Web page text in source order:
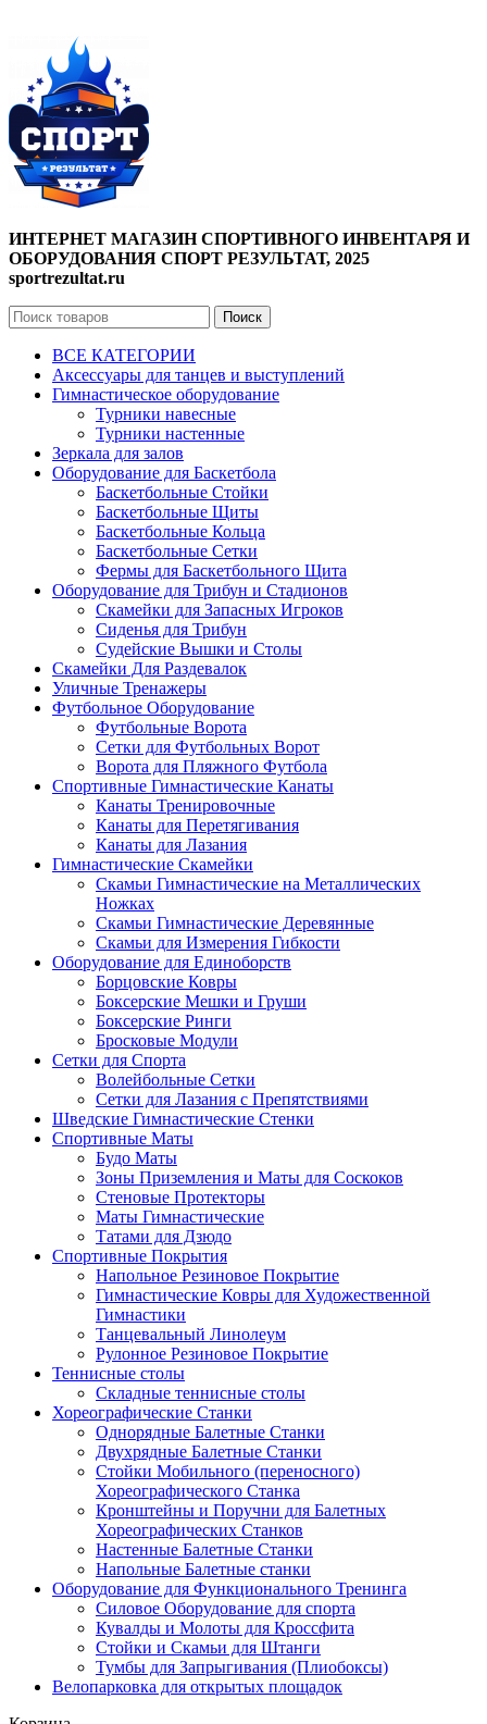
ИНТЕРНЕТ МАГАЗИН СПОРТИВНОГО ИНВЕНТАРЯ И
ОБОРУДОВАНИЯ СПОРТ РЕЗУЛЬТАТ, 2025
sportrezultat.ru
Поиск
ВСЕ КАТЕГОРИИ
Аксессуары для танцев и выступлений
Гимнастическое оборудование
Турники навесные
Турники настенные
Зеркала для залов
Оборудование для Баскетбола
Баскетбольные Стойки
Баскетбольные Щиты
Баскетбольные Кольца
Баскетбольные Сетки
Фермы для Баскетбольного Щита
Оборудование для Трибун и Стадионов
Скамейки для Запасных Игроков
Сиденья для Трибун
Судейские Вышки и Столы
Скамейки Для Раздевалок
Уличные Тренажеры
Футбольное Оборудование
Футбольные Ворота
Сетки для Футбольных Ворот
Ворота для Пляжного Футбола
Спортивные Гимнастические Канаты
Канаты Тренировочные
Канаты для Перетягивания
Канаты для Лазания
Гимнастические Скамейки
Скамьи Гимнастические на Металлических
Ножках
Скамьи Гимнастические Деревянные
Скамьи для Измерения Гибкости
Оборудование для Единоборств
Борцовские Ковры
Боксерские Мешки и Груши
Боксерские Ринги
Бросковые Модули
Сетки для Спорта
Волейбольные Сетки
Сетки для Лазания с Препятствиями
Шведские Гимнастические Стенки
Спортивные Маты
Будо Маты
Зоны Приземления и Маты для Соскоков
Стеновые Протекторы
Маты Гимнастические
Татами для Дзюдо
Спортивные Покрытия
Напольное Резиновое Покрытие
Гимнастические Ковры для Художественной
Гимнастики
Танцевальный Линолеум
Рулонное Резиновое Покрытие
Теннисные столы
Складные теннисные столы
Хореографические Станки
Однорядные Балетные Станки
Двухрядные Балетные Станки
Стойки Мобильного (переносного)
Хореографического Станка
Кронштейны и Поручни для Балетных
Хореографических Станков
Настенные Балетные Станки
Напольные Балетные станки
Оборудование для Функционального Тренинга
Силовое Оборудование для спорта
Кувалды и Молоты для Кроссфита
Стойки и Скамьи для Штанги
Тумбы для Запрыгивания (Плиобоксы)
Велопарковка для открытых площадок